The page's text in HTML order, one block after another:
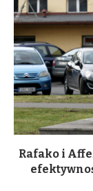
Rafako i